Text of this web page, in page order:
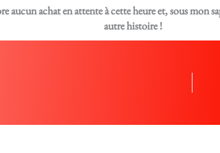
aucun achat en attente à cette heure et, sous mon
autre histoire !